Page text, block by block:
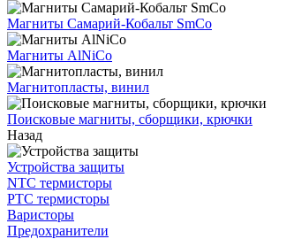
Магниты Самарий-Кобальт SmCo
Магниты AlNiCo
Магнитопласты, винил
Поисковые магниты, сборщики, крючки
Назад
Устройства защиты
NTC термисторы
PTC термисторы
Варисторы
Предохранители